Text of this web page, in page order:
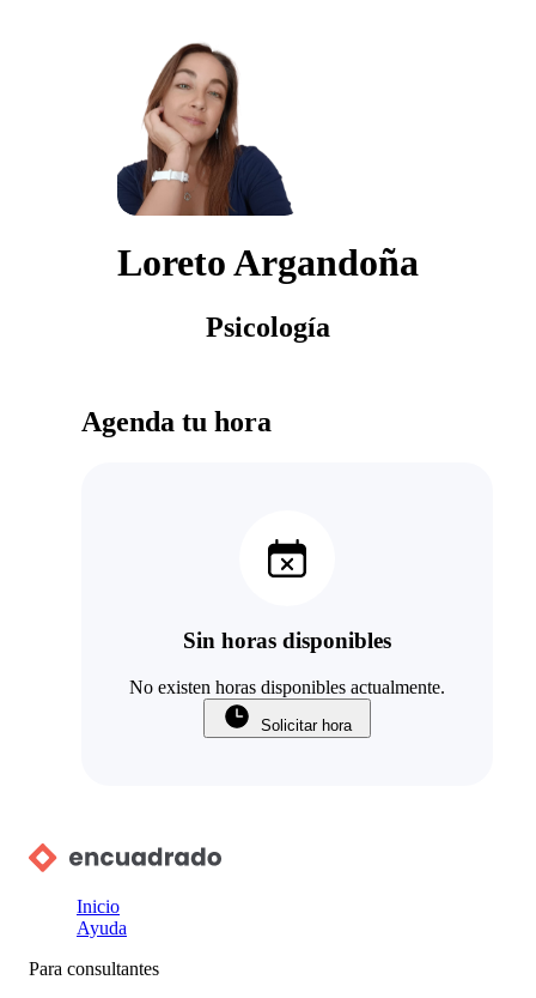
Loreto Argandoña
Psicología
Agenda tu hora
Sin horas disponibles
No existen horas disponibles actualmente.
Solicitar hora
Inicio
Ayuda
Para consultantes